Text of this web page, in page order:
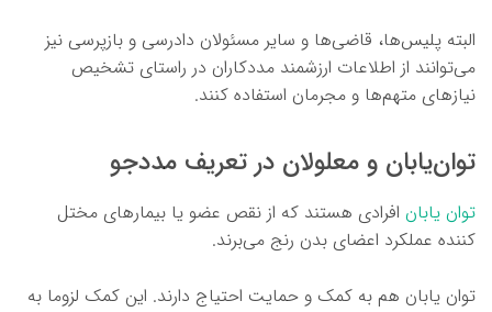
البته پلیس‌ها، قاضی‌ها و سایر مسئولان دادرسی و بازپرسی نیز
می‌توانند از اطلاعات ارزشمند مددکاران در راستای تشخیص
نیازهای متهم‌ها و مجرمان استفاده کنند.
توان‌یابان و معلولان در تعریف مددجو
توان یابان افرادی هستند که از نقص عضو یا بیمارهای مختل
کننده عملکرد اعضای بدن رنج می‌برند.
توان یابان هم به کمک و حمایت احتیاج دارند. این کمک لزوما به